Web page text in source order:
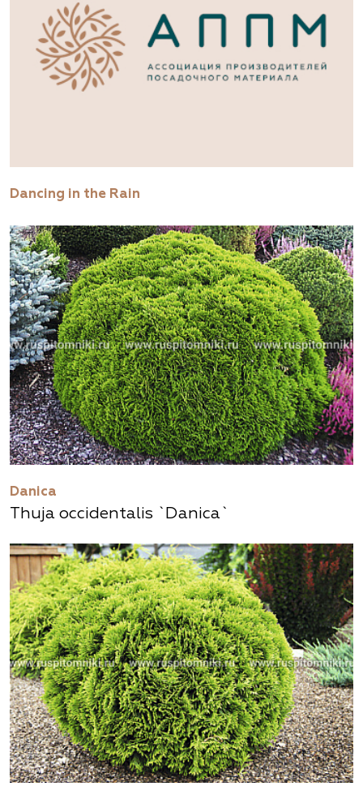
Dancing in the Rain
Danica
Thuja occidentalis `Danica`